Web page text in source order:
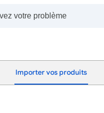
Importer vos produits